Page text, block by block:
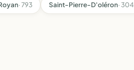
· 793 Saint-Pierre-D'oléron· 304